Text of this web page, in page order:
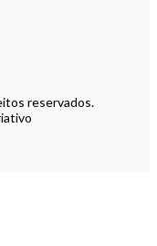
reservados.